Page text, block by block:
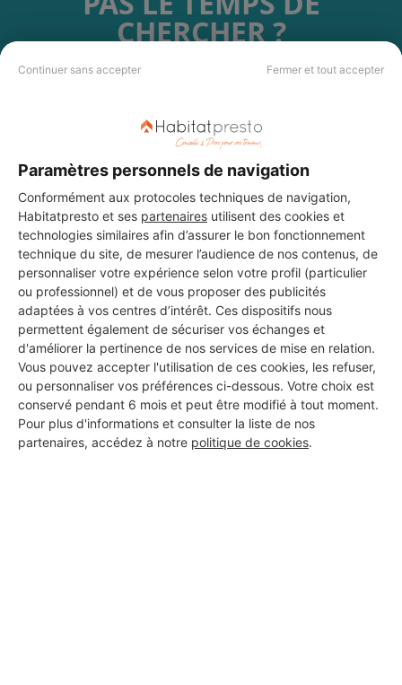
Continuer sans accepter Fermer et tout accepter
Paramètres personnels de navigation
Conformément aux protocoles techniques de navigation,
Habitatpresto et ses partenaires utilisent des cookies et
technologies similaires afin d’assurer le bon fonctionnement
technique du site, de mesurer l’audience de nos contenus, de
personnaliser votre expérience selon votre profil (particulier
ou professionnel) et de vous proposer des publicités
adaptées à vos centres d’intérêt. Ces dispositifs nous
permettent également de sécuriser vos échanges et
d'améliorer la pertinence de nos services de mise en relation.
Vous pouvez accepter l'utilisation de ces cookies, les refuser,
ou personnaliser vos préférences ci-dessous. Votre choix est
conservé pendant 6 mois et peut être modifié à tout moment.
Pour plus d'informations et consulter la liste de nos
partenaires, accédez à notre politique de cookies.
CHERCHER ?
DEMANDER UN DEVIS